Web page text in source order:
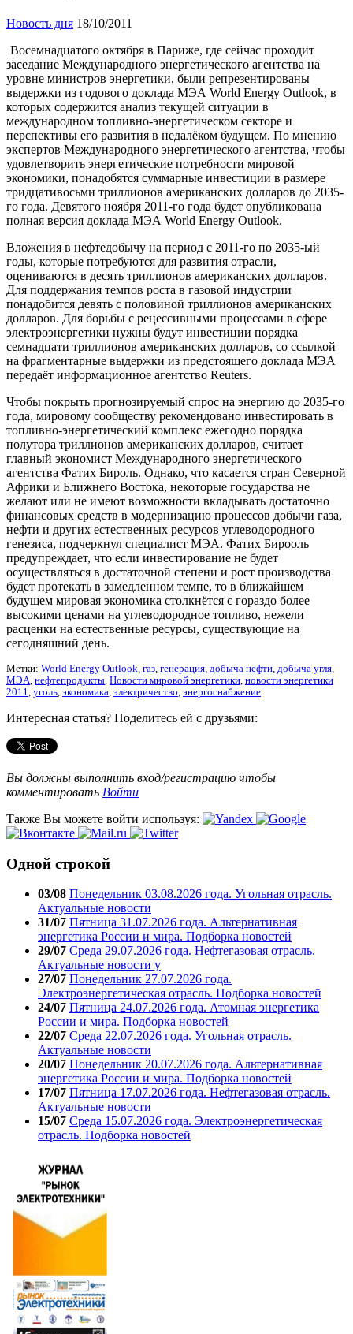
Новость дня 18/10/2011
Восемнадцатого октября в Париже, где сейчас проходит
заседание Международного энергетического агентства на
уровне министров энергетики, были репрезентированы
выдержки из годового доклада МЭА World Energy Outlook, в
которых содержится анализ текущей ситуации в
международном топливно-энергетическом секторе и
перспективы его развития в недалёком будущем. По мнению
экспертов Международного энергетического агентства, чтобы
удовлетворить энергетические потребности мировой
экономики, понадобятся суммарные инвестиции в размере
тридцативосьми триллионов американских долларов до 2035-
го года. Девятого ноября 2011-го года будет опубликована
полная версия доклада МЭА World Energy Outlook.
Вложения в нефтедобычу на период с 2011-го по 2035-ый
годы, которые потребуются для развития отрасли,
оцениваются в десять триллионов американских долларов.
Для поддержания темпов роста в газовой индустрии
понадобится девять с половиной триллионов американских
долларов. Для борьбы с рецессивными процессами в сфере
электроэнергетики нужны будут инвестиции порядка
семнадцати триллионов американских долларов, со ссылкой
на фрагментарные выдержки из предстоящего доклада МЭА
передаёт информационное агентство Reuters.
Чтобы покрыть прогнозируемый спрос на энергию до 2035-го
года, мировому сообществу рекомендовано инвестировать в
топливно-энергетический комплекс ежегодно порядка
полутора триллионов американских долларов, считает
главный экономист Международного энергетического
агентства Фатих Бироль. Однако, что касается стран Северной
Африки и Ближнего Востока, некоторые государства не
желают или не имеют возможности вкладывать достаточно
финансовых средств в модернизацию процессов добычи газа,
нефти и других естественных ресурсов углеводородного
генезиса, подчеркнул специалист МЭА. Фатих Бирооль
предупреждает, что если инвестирование не будет
осуществляться в достаточной степени и рост производства
будет протекать в замедленном темпе, то в ближайшем
будущем мировая экономика столкнётся с гораздо более
высокими ценами на углеводородное топливо, нежели
расценки на естественные ресурсы, существующие на
сегодняшний день.
Метки: World Energy Outlook, газ, генерация, добыча нефти, добыча угля,
МЭА, нефтепродукты, Новости мировой энергетики, новости энергетики
2011, уголь, экономика, электричество, энергоснабжение
Интересная статья? Поделитесь ей с друзьями:
Вы должны выполнить вход/регистрацию чтобы
комментировать Войти
Также Вы можете войти используя:
Одной строкой
03/08 Понедельник 03.08.2026 года. Угольная отрасль.
Актуальные новости
31/07 Пятница 31.07.2026 года. Альтернативная
энергетика России и мира. Подборка новостей
29/07 Среда 29.07.2026 года. Нефтегазовая отрасль.
Актуальные новости у
27/07 Понедельник 27.07.2026 года.
Электроэнергетическая отрасль. Подборка новостей
24/07 Пятница 24.07.2026 года. Атомная энергетика
России и мира. Подборка новостей
22/07 Среда 22.07.2026 года. Угольная отрасль.
Актуальные новости
20/07 Понедельник 20.07.2026 года. Альтернативная
энергетика России и мира. Подборка новостей
17/07 Пятница 17.07.2026 года. Нефтегазовая отрасль.
Актуальные новости
15/07 Среда 15.07.2026 года. Электроэнергетическая
отрасль. Подборка новостей